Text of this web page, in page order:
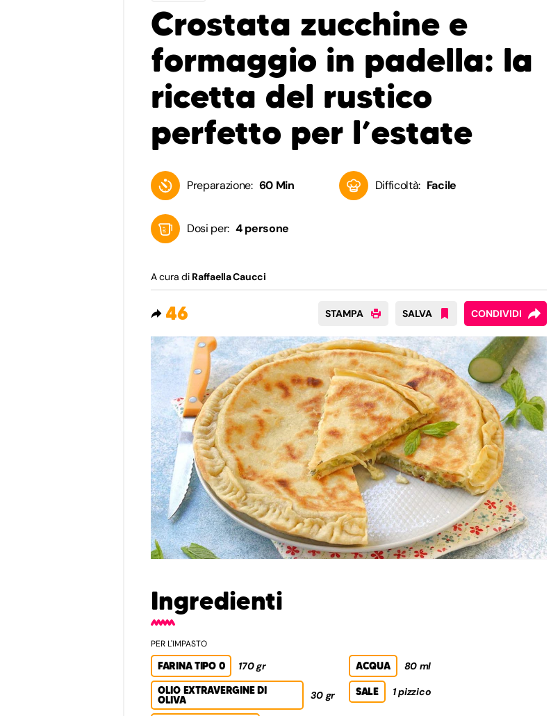
Crostata zucchine e
formaggio in padella: la
ricetta del rustico
perfetto per l’estate
Preparazione: 60 Min Difficoltà: Facile
Dosi per: 4 persone
A cura di Raffaella Caucci
46 STAMPA SALVA CONDIVIDI
Ingredienti
PER L'IMPASTO
FARINA TIPO 0 170 gr ACQUA
80 ml
OLIO EXTRAVERGINE DI
OLIVA 30 gr SALE 1 pizzico